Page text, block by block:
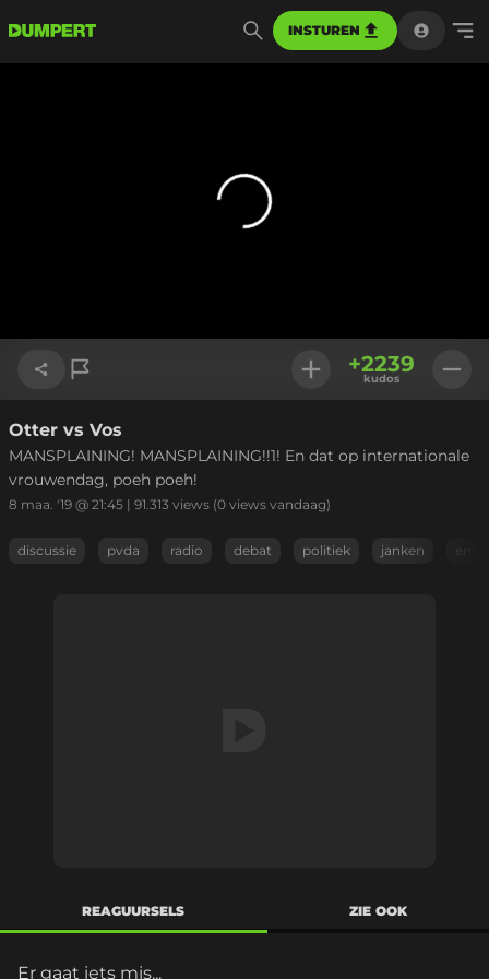
INSTUREN
Link kopiëren
+2239
kudos
Otter vs Vos
MANSPLAINING! MANSPLAINING!!1! En dat op internationale
vrouwendag, poeh poeh!
8 maa. '19 @ 21:45 | 91.313 views (0 views vandaag)
discussie pvda radio debat politiek janken
REAGUURSELS ZIE OOK
Er gaat iets mis...